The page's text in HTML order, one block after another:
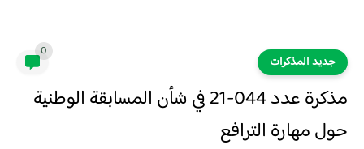
جديد المذكرات
0
مذكرة عدد 044-21 في شأن المسابقة الوطنية
حول مهارة الترافع